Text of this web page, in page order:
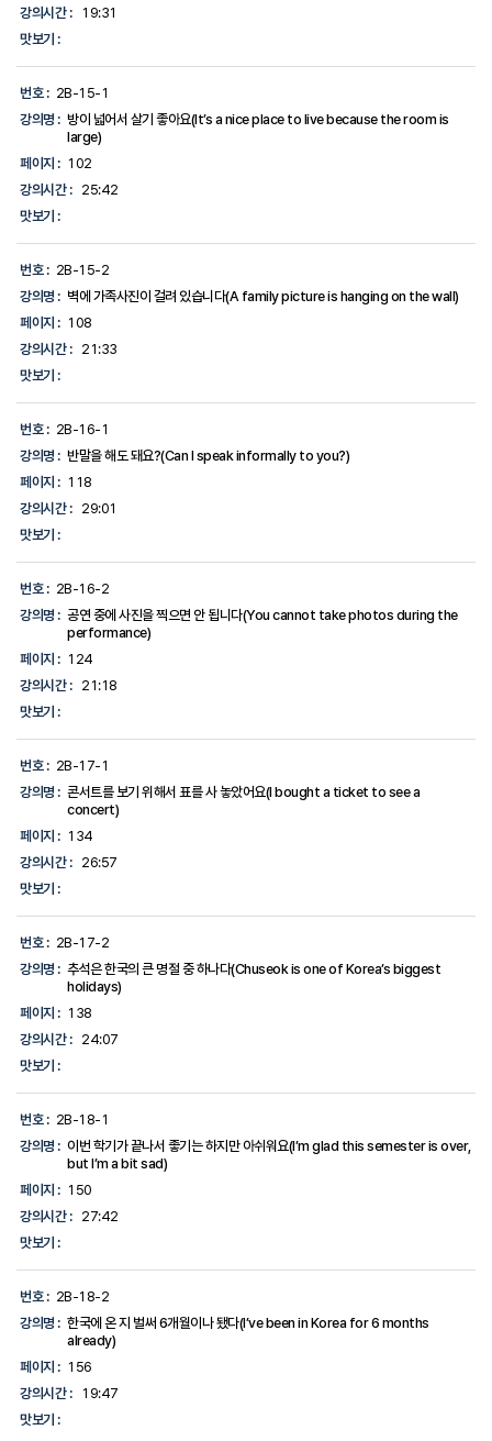
강의시간 :
19:31
맛보기 :
번호 : 2B-15-1
강의명 : 방이 넓어서 살기 좋아요(It’s a nice place to live because the room is
large)
페이지 : 102
강의시간 :
25:42
맛보기 :
번호 : 2B-15-2
강의명 : 벽에 가족사진이 걸려 있습니다(A family picture is hanging on the wall)
페이지 : 108
강의시간 :
21:33
맛보기 :
번호 : 2B-16-1
강의명 : 반말을 해도 돼요?(Can I speak informally to you?)
페이지 : 118
강의시간 :
29:01
맛보기 :
번호 : 2B-16-2
강의명 : 공연 중에 사진을 찍으면 안 됩니다(You cannot take photos during the
performance)
페이지 : 124
강의시간 :
21:18
맛보기 :
번호 : 2B-17-1
강의명 : 콘서트를 보기 위해서 표를 사 놓았어요(I bought a ticket to see a
concert)
페이지 : 134
강의시간 :
26:57
맛보기 :
번호 : 2B-17-2
강의명 : 추석은 한국의 큰 명절 중 하나다(Chuseok is one of Korea’s biggest
holidays)
페이지 : 138
강의시간 :
24:07
맛보기 :
번호 : 2B-18-1
강의명 : 이번 학기가 끝나서 좋기는 하지만 아쉬워요(I’m glad this semester is over,
but I’m a bit sad)
페이지 : 150
강의시간 :
27:42
맛보기 :
번호 : 2B-18-2
강의명 : 한국에 온 지 벌써 6개월이나 됐다(I’ve been in Korea for 6 months
already)
페이지 : 156
강의시간 :
19:47
맛보기 :